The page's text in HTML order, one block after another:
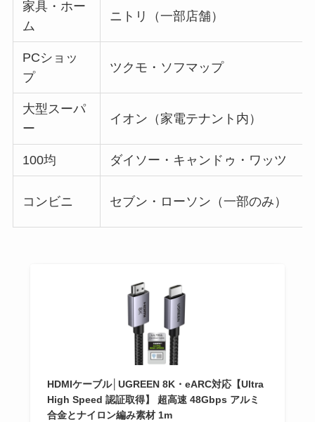
家具・ホー
ム
ニトリ（一部店舗）
PCショッ
プ
ツクモ・ソフマップ
大型スーパ
ー
イオン（家電テナント内）
100均 ダイソー・キャンドゥ・ワッツ
コンビニ セブン・ローソン（一部のみ）
HDMIケーブル│UGREEN 8K・eARC対応【Ultra
High Speed 認証取得】 超高速 48Gbps アルミ
合金とナイロン編み素材 1m